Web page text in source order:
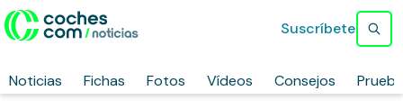
Noticias Fichas Fotos Vídeos Consejos
Suscríbete